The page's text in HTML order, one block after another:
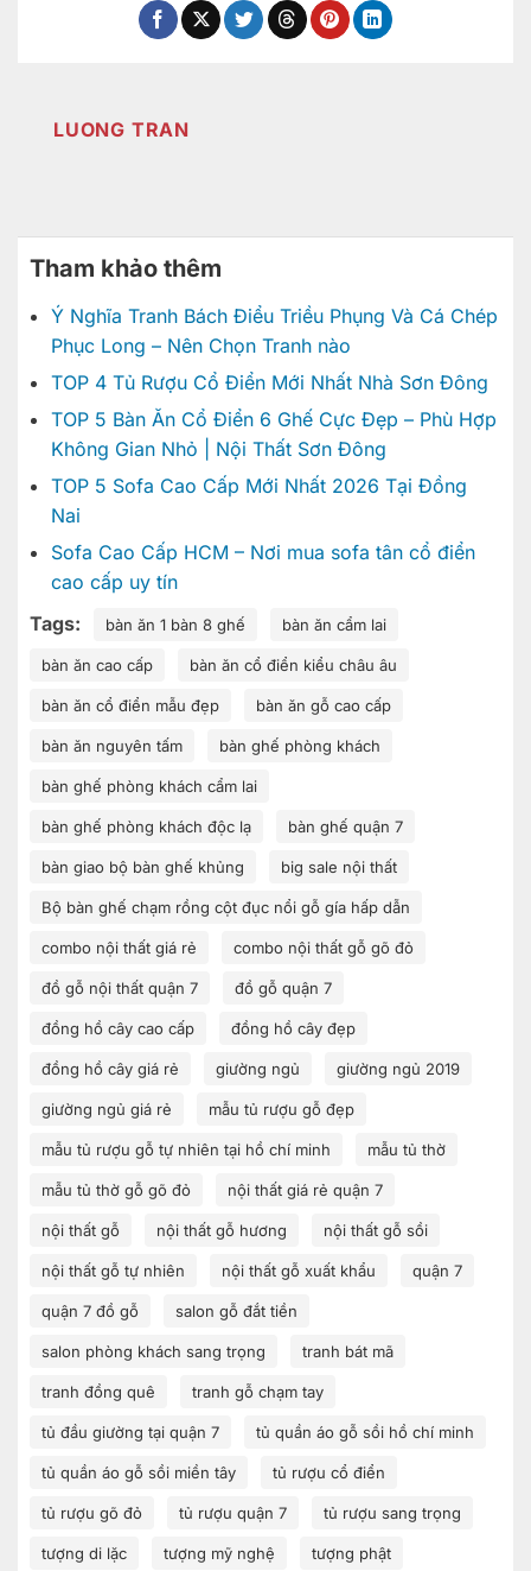
LUONG TRAN
Tham khảo thêm
Ý Nghĩa Tranh Bách Điểu Triều Phụng Và Cá Chép
Phục Long – Nên Chọn Tranh nào
TOP 4 Tủ Rượu Cổ Điển Mới Nhất Nhà Sơn Đông
TOP 5 Bàn Ăn Cổ Điển 6 Ghế Cực Đẹp – Phù Hợp
Không Gian Nhỏ | Nội Thất Sơn Đông
TOP 5 Sofa Cao Cấp Mới Nhất 2026 Tại Đồng
Nai
Sofa Cao Cấp HCM – Nơi mua sofa tân cổ điển
cao cấp uy tín
Tags:
bàn ăn 1 bàn 8 ghế bàn ăn cẩm lai
bàn ăn cao cấp bàn ăn cổ điển kiểu châu âu
bàn ăn cổ điển mẫu đẹp bàn ăn gỗ cao cấp
bàn ăn nguyên tấm bàn ghế phòng khách
bàn ghế phòng khách cẩm lai
bàn ghế phòng khách độc lạ bàn ghế quận 7
bàn giao bộ bàn ghế khủng big sale nội thất
Bộ bàn ghế chạm rồng cột đục nổi gỗ gía hấp dẫn
combo nội thất giá rẻ combo nội thất gỗ gõ đỏ
đồ gỗ nội thất quận 7 đồ gỗ quận 7
đồng hồ cây cao cấp đồng hồ cây đẹp
đồng hồ cây giá rẻ giường ngủ giường ngủ 2019
giường ngủ giá rẻ mẫu tủ rượu gỗ đẹp
mẫu tủ rượu gỗ tự nhiên tại hồ chí minh mẫu tủ thờ
mẫu tủ thờ gỗ gõ đỏ nội thất giá rẻ quận 7
nội thất gỗ nội thất gỗ hương nội thất gỗ sồi
nội thất gỗ tự nhiên nội thất gỗ xuất khẩu quận 7
quận 7 đồ gỗ salon gỗ đắt tiền
salon phòng khách sang trọng tranh bát mã
tranh đồng quê tranh gỗ chạm tay
tủ đầu giường tại quận 7 tủ quần áo gỗ sồi hồ chí minh
tủ quần áo gỗ sồi miền tây tủ rượu cổ điển
tủ rượu gõ đỏ tủ rượu quận 7 tủ rượu sang trọng
tượng di lặc tượng mỹ nghệ tượng phật